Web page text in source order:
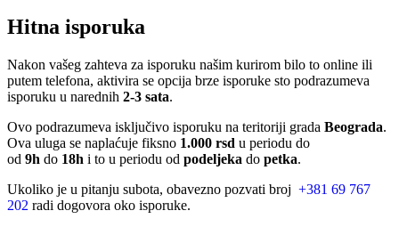
Hitna isporuka
Nakon vašeg zahteva za isporuku našim kurirom bilo to online ili
putem telefona, aktivira se opcija brze isporuke sto podrazumeva
isporuku u narednih 2-3 sata.
Ovo podrazumeva isključivo isporuku na teritoriji grada Beograda.
Ova uluga se naplaćuje fiksno 1.000 rsd u periodu do
od 9h do 18h i to u periodu od podeljeka do petka.
Ukoliko je u pitanju subota, obavezno pozvati broj +381 69 767
202 radi dogovora oko isporuke.